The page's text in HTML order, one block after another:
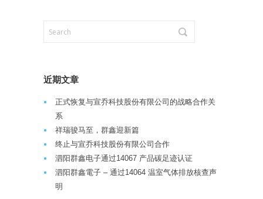
近期文章
正式恢复与宣乔科技股份有限公司的战略合作关
系
祥瑞骏马至，群鑫迎新篇
终止与宣乔科技股份有限公司合作
泗阳群鑫电子通过14067 产品碳足迹认证
泗阳群鑫電子 – 通过14064 温室气体排放核查声
明